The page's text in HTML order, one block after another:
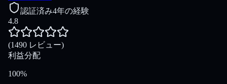
認証済み4年の経験
4.8
(1490 レビュー)
利益分配
100%